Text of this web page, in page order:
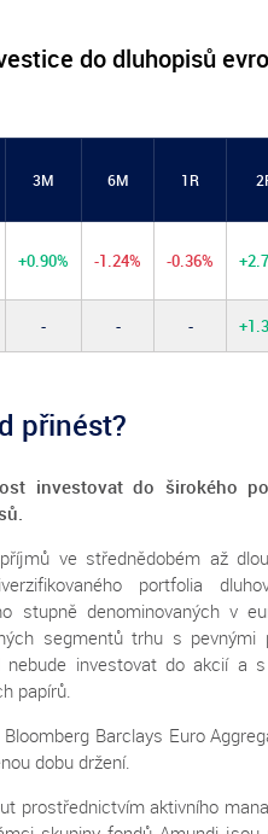
do dluhopisů
3M 6M 1R
+0.90% -1.24% -0.36%
- - -
přinést?
investovat do širokého
ve střednědobém až
portfolia
stupně denominovaných v
segmentů trhu s pevnými
investovat do akcií a
papírů.
Barclays Euro
dobu držení.
prostřednictvím aktivního